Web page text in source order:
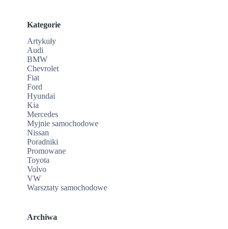
Kategorie
Artykuły
Audi
BMW
Chevrolet
Fiat
Ford
Hyundai
Kia
Mercedes
Myjnie samochodowe
Nissan
Poradniki
Promowane
Toyota
Volvo
VW
Warsztaty samochodowe
Archiwa